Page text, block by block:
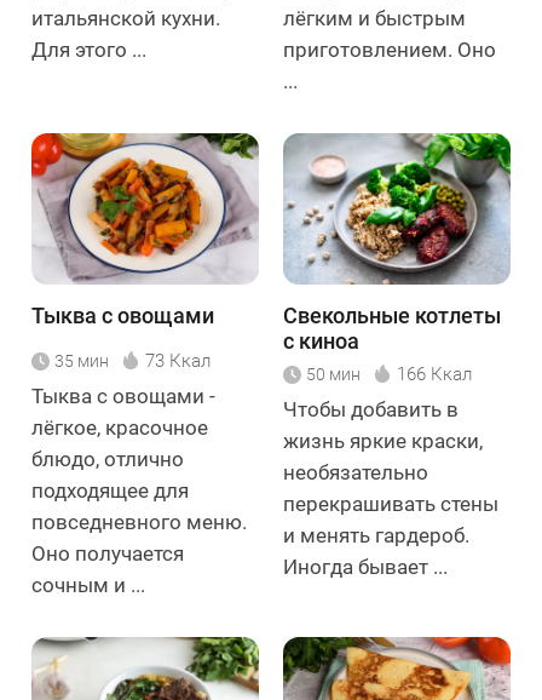
итальянской кухни.
Для этого ...
лёгким и быстрым
приготовлением. Оно
...
Тыква с овощами
35 мин 73 Ккал
Тыква с овощами -
лёгкое, красочное
блюдо, отлично
подходящее для
повседневного меню.
Оно получается
сочным и ...
Свекольные котлеты
с киноа
50 мин 166 Ккал
Чтобы добавить в
жизнь яркие краски,
необязательно
перекрашивать стены
и менять гардероб.
Иногда бывает ...